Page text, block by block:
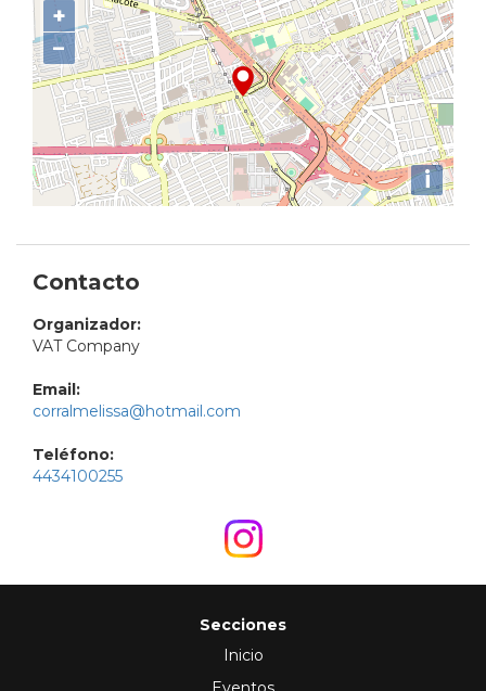
+
−
i
Contacto
Organizador:
VAT Company
Email:
corralmelissa@hotmail.com
Teléfono:
4434100255
Secciones
Inicio